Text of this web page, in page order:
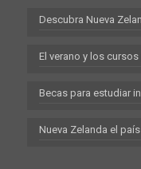
Descubra Nueva
El verano y los
Becas para estudiar
Nueva Zelanda el